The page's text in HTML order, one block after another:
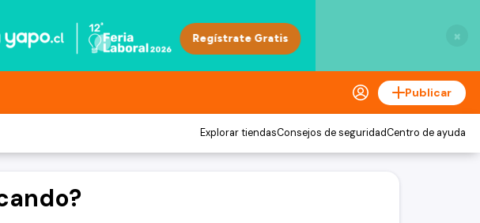
×
Publicar
Explorar tiendasConsejos de seguridadCentro de ayuda